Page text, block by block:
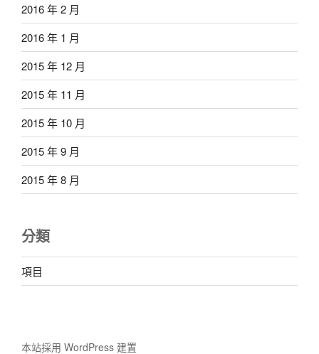
2016 年 2 月
2016 年 1 月
2015 年 12 月
2015 年 11 月
2015 年 10 月
2015 年 9 月
2015 年 8 月
分類
項目
本站採用 WordPress 建置